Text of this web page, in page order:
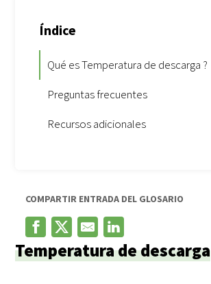
Índice
Qué es Temperatura de descarga ?
Preguntas frecuentes
Recursos adicionales
COMPARTIR ENTRADA DEL GLOSARIO
Temperatura de descarga